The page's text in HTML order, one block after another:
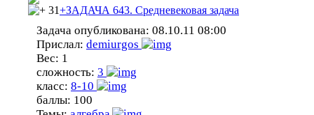
31+ЗАДАЧА 643. Средневековая задача
Задача опубликована: 08.10.11 08:00
Прислал: demiurgos
Вес: 1
сложность: 3
класс: 8-10
баллы: 100